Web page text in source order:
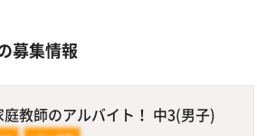
募集情報
教師のアルバイト！ 中3(男子)